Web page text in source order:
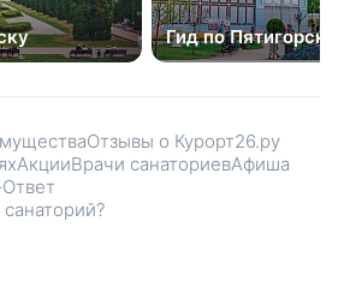
Гид по Пятигорску
Отзывы о Курорт26.ру
АкцииВрачи санаториевАфиша